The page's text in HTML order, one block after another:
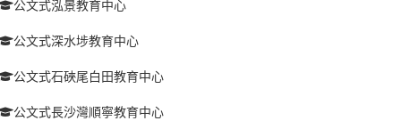
公文式泓景教育中心
公文式深水埗教育中心
公文式石硤尾白田教育中心
公文式長沙灣順寧教育中心